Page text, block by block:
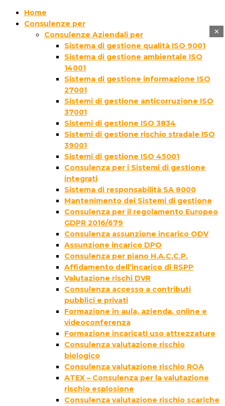
Home
Consulenze per
Consulenze Aziendali per
Sistema di gestione qualità ISO 9001
Sistema di gestione ambientale ISO
14001
Sistema di gestione informazione ISO
27001
Sistemi di gestione anticorruzione ISO
37001
Sistemi di gestione ISO 3834
Sistemi di gestione rischio stradale ISO
39001
Sistemi di gestione ISO 45001
Consulenza per i Sistemi di gestione
integrati
Sistema di responsabilità SA 8000
Mantenimento dei Sistemi di gestione
Consulenza per il regolamento Europeo
GDPR 2016/679
Consulenza assunzione incarico ODV
Assunzione incarico DPO
Consulenza per piano H.A.C.C.P.
Affidamento dell’incarico di RSPP
Valutazione rischi DVR
Consulenza accesso a contributi
pubblici e privati
Formazione in aula, azienda, online e
videoconferenza
Formazione incaricati uso attrezzature
Consulenza valutazione rischio
biologico
Consulenza valutazione rischio ROA
ATEX – Consulenza per la valutazione
rischio esplosione
Consulenza valutazione rischio scariche
×